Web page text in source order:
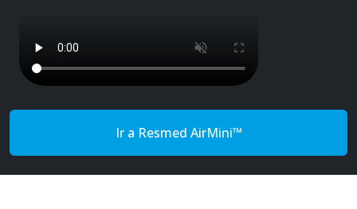
Ir a Resmed AirMini™